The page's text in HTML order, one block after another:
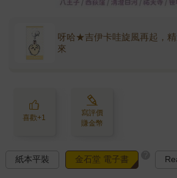
呀哈★吉伊卡哇旋風再起，
來
喜歡+1
寫評價
賺金幣
紙本平裝 金石堂 電子書